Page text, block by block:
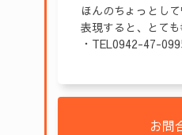
ほんのちょっとし
表現すると、とて
・TEL0942-47-
お問